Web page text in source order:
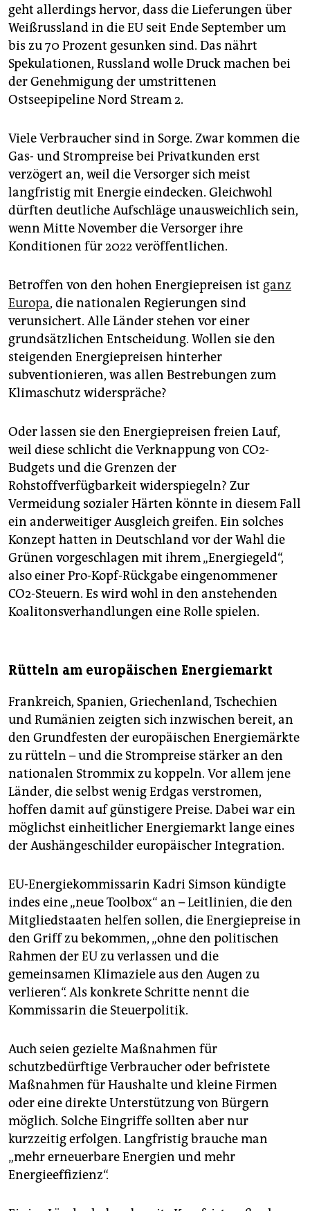
geht allerdings hervor, dass die Lieferungen über
Weißrussland in die EU seit Ende September um
bis zu 70 Prozent gesunken sind. Das nährt
Spekulationen, Russland wolle Druck machen bei
der Genehmigung der umstrittenen
Ostseepipeline Nord Stream 2.
Viele Verbraucher sind in Sorge. Zwar kommen die
Gas- und Strompreise bei Privatkunden erst
verzögert an, weil die Versorger sich meist
langfristig mit Energie eindecken. Gleichwohl
dürften deutliche Aufschläge unausweichlich sein,
wenn Mitte November die Versorger ihre
Konditionen für 2022 veröffentlichen.
Betroffen von den hohen Energiepreisen ist ganz
Europa, die nationalen Regierungen sind
verunsichert. Alle Länder stehen vor einer
grundsätzlichen Entscheidung. Wollen sie den
steigenden Energiepreisen hinterher
subventionieren, was allen Bestrebungen zum
Klimaschutz widerspräche?
Oder lassen sie den Energiepreisen freien Lauf,
weil diese schlicht die Verknappung von CO2-
Budgets und die Grenzen der
Rohstoffverfügbarkeit widerspiegeln? Zur
Vermeidung sozialer Härten könnte in diesem Fall
ein anderweitiger Ausgleich greifen. Ein solches
Konzept hatten in Deutschland vor der Wahl die
Grünen vorgeschlagen mit ihrem „Energiegeld“,
also einer Pro-Kopf-Rückgabe eingenommener
CO2-Steuern. Es wird wohl in den anstehenden
Koalitonsverhandlungen eine Rolle spielen.
Rütteln am europäischen Energiemarkt
Frankreich, Spanien, Griechenland, Tschechien
und Rumänien zeigten sich inzwischen bereit, an
den Grundfesten der europäischen Energiemärkte
zu rütteln – und die Strompreise stärker an den
nationalen Strommix zu koppeln. Vor allem jene
Länder, die selbst wenig Erdgas verstromen,
hoffen damit auf günstigere Preise. Dabei war ein
möglichst einheitlicher Energiemarkt lange eines
der Aushängeschilder europäischer Integration.
EU-Energiekommissarin Kadri Simson kündigte
indes eine „neue Toolbox“ an – Leitlinien, die den
Mitgliedstaaten helfen sollen, die Energiepreise in
den Griff zu bekommen, „ohne den politischen
Rahmen der EU zu verlassen und die
gemeinsamen Klimaziele aus den Augen zu
verlieren“. Als konkrete Schritte nennt die
Kommissarin die Steuerpolitik.
Auch seien gezielte Maßnahmen für
schutzbedürftige Verbraucher oder befristete
Maßnahmen für Haushalte und kleine Firmen
oder eine direkte Unterstützung von Bürgern
möglich. Solche Eingriffe sollten aber nur
kurzzeitig erfolgen. Langfristig brauche man
„mehr erneuerbare Energien und mehr
Energieeffizienz“.